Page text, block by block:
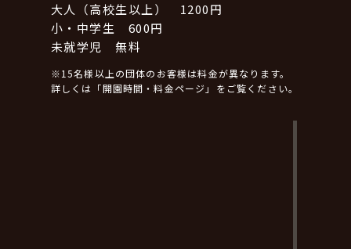
大人（高校生以上） 1200円
小・中学生 600円
未就学児 無料
※15名様以上の団体のお客様は料金が異なります。
詳しくは「開園時間・料金ページ」をご覧ください。